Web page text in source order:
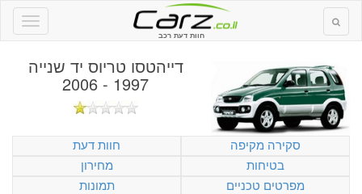
חוות דעת רכב
דייהטסו טריוס יד שנייה
1997 - 2006
סקירה מקיפה
חוות דעת
בטיחות
מחירון
מפרטים טכניים
תמונות